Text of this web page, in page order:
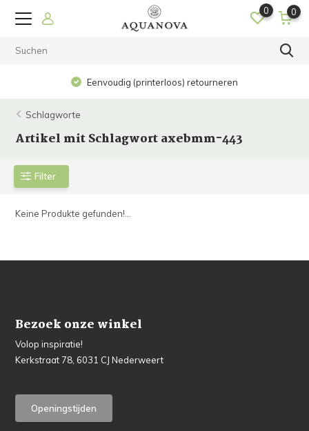
0 0
Eenvoudig (printerloos) retourneren
Schlagworte
Artikel mit Schlagwort axebmm-443
Filter
Keine Produkte gefunden!...
Bezoek onze winkel
Volop inspiratie!
Kerkstraat 78, 6031 CJ Nederweert
Openingstijden